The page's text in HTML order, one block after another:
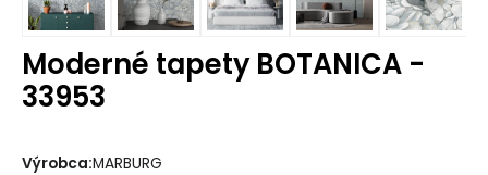
Moderné tapety BOTANICA -
33953
Výrobca:MARBURG